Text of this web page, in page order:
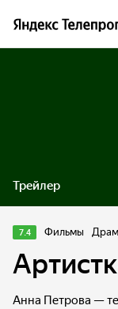
Трейлер
7.4 Фильмы
Анна Петрова —